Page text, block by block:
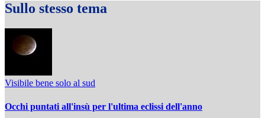
Sullo stesso tema
Visibile bene solo al sud
Occhi puntati all'insù per l'ultima eclissi dell'anno